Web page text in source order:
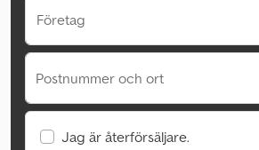
Företag
Postnummer och ort
Jag är återförsäljare.